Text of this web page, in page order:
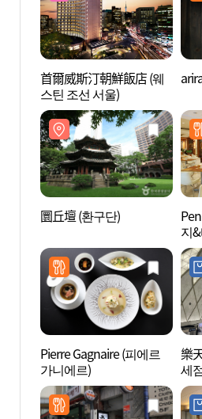
首爾威斯汀朝鮮飯店 (웨
스틴 조선 서울)
圜丘壇 (환구단)
지
Pierre Gagnaire (피에르
가니에르)
樂
세